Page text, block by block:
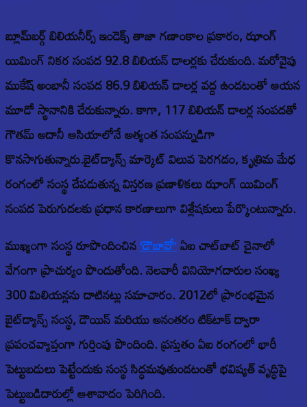
బ్లూమ్‌బర్గ్ బిలియనీర్స్ ఇండెక్స్ తాజా గణాంకాల ప్రకారం, ఝాంగ్
యిమింగ్ నికర సంపద 92.8 బిలియన్ డాలర్లకు చేరుకుంది. మరోవైపు
ముకేష్ అంబానీ సంపద 86.9 బిలియన్ డాలర్ల వద్ద ఉండటంతో ఆయన
మూడో స్థానానికి చేరుకున్నారు. కాగా, 117 బిలియన్ డాలర్ల సంపదతో
గౌతమ్ అదానీ ఆసియాలోనే అత్యంత సంపన్నుడిగా
కొనసాగుతున్నారు.బైట్‌డ్యాన్స్ మార్కెట్ విలువ పెరగడం, కృత్రిమ మేధ
రంగంలో సంస్థ చేపడుతున్న విస్తరణ ప్రణాళికలు ఝాంగ్ యిమింగ్
సంపద పెరుగుదలకు ప్రధాన కారణాలుగా విశ్లేషకులు పేర్కొంటున్నారు.
ముఖ్యంగా సంస్థ రూపొందించిన‘డౌబావో’ఏఐ చాట్‌బాట్ చైనాలో
వేగంగా ప్రాచుర్యం పొందుతోంది. నెలవారీ వినియోగదారుల సంఖ్య
300 మిలియన్లను దాటినట్లు సమాచారం. 2012లో ప్రారంభమైన
బైట్‌డ్యాన్స్ సంస్థ, డౌయిన్ మరియు అనంతరం టిక్‌టాక్ ద్వారా
ప్రపంచవ్యాప్తంగా గుర్తింపు పొందింది. ప్రస్తుతం ఏఐ రంగంలో భారీ
పెట్టుబడులు పెట్టేందుకు సంస్థ సిద్ధమవుతుండటంతో భవిష్యత్ వృద్ధిపై
పెట్టుబడిదారుల్లో ఆశావాదం పెరిగింది.